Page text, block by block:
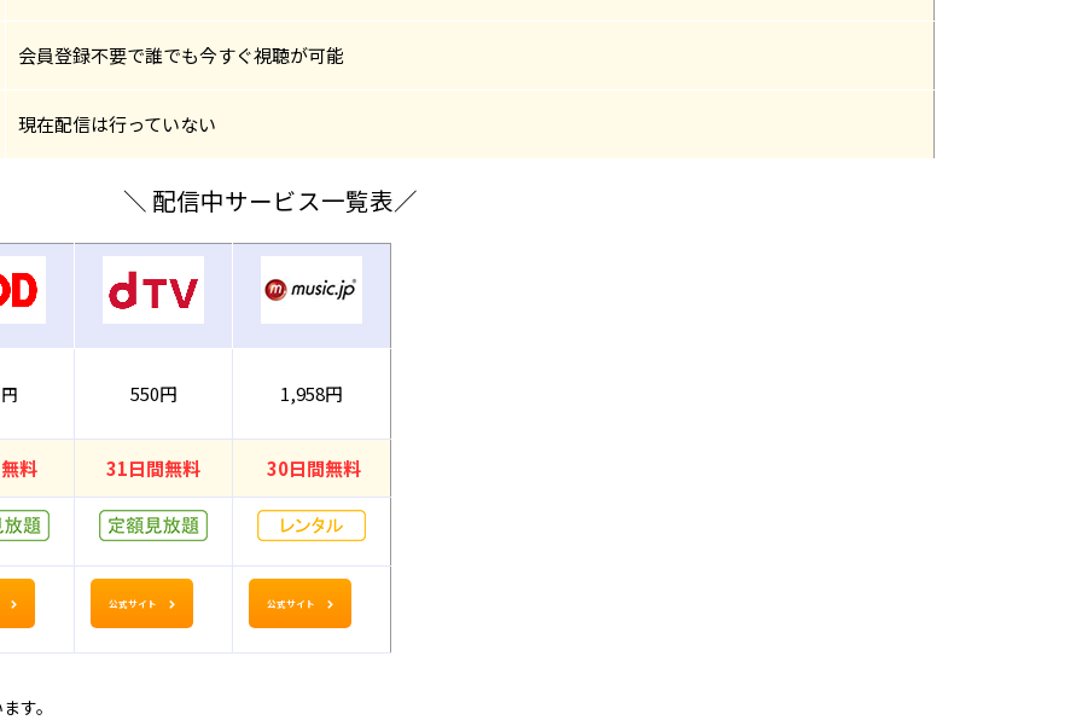
会員登録不要で誰でも今すぐ視聴が可能
現在配信は行っていない
＼ 配信中サービス一覧表／
550円 1,958円
料 31日間無料 30日間無料
公式サイト 公式サイト
す。